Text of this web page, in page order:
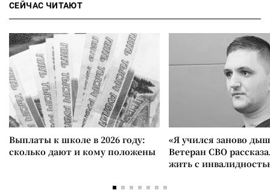
СЕЙЧАС ЧИТАЮТ
Выплаты к школе в 2026 году:
сколько дают и кому положены
«Я учился заново
Ветеран СВО
жить с